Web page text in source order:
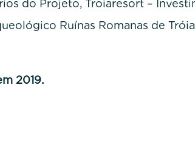
do Projeto, Troiaresort –
Ruínas Romanas de
2019.